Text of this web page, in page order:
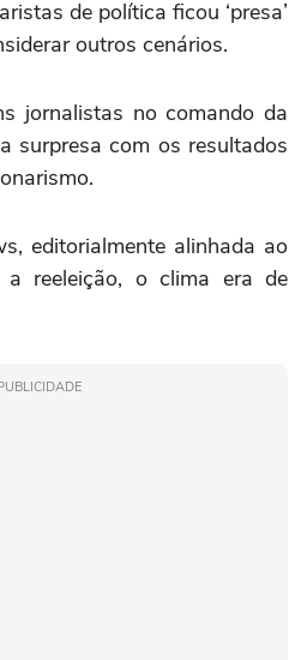
de política ficou ‘presa’
outros cenários.
jornalistas no comando da
surpresa com os resultados
editorialmente alinhada ao
a reeleição, o clima era de